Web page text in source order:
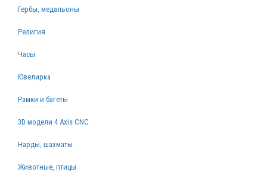
Гербы, медальоны
Религия
Часы
Ювелирка
Рамки и багеты
3D модели 4 Axis CNC
Нарды, шахматы
Животные, птицы